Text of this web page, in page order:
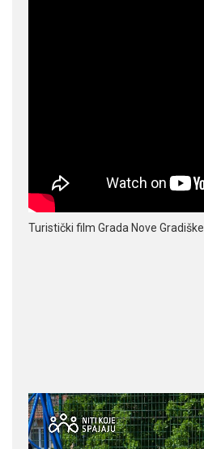
Turistički film Grada Nove Gradiške